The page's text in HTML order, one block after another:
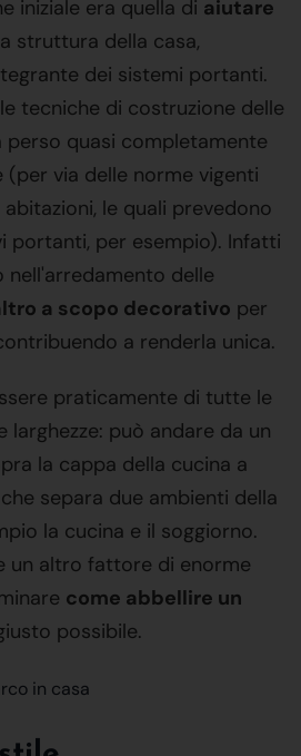
iniziale era quella di aiutare
struttura della casa,
dei sistemi portanti.
tecniche di costruzione delle
perso quasi completamente
(per via delle norme vigenti
le quali prevedono
portanti, per esempio). Infatti
nell'arredamento delle
a scopo decorativo per
a renderla unica.
praticamente di tutte le
larghezze: può andare da un
la cappa della cucina a
separa due ambienti della
la cucina e il soggiorno.
un altro fattore di enorme
come abbellire un
possibile.